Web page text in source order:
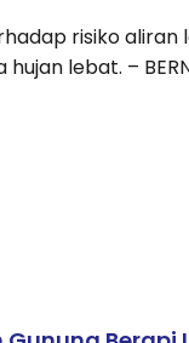
risiko aliran
lebat. –